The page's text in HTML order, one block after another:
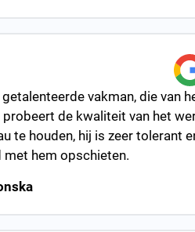
vakman, die van
de kwaliteit van het
te houden, hij is zeer tolerant
hem opschieten.